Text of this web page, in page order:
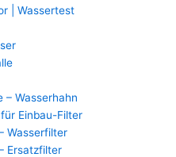
| Wassertest
– Wasserhahn
Einbau-Filter
Wasserfilter
Ersatzfilter